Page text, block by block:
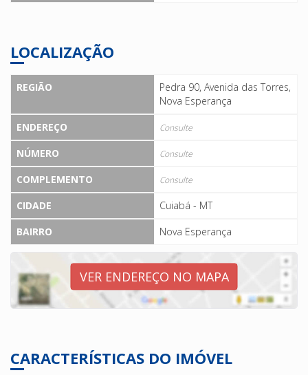
LOCALIZAÇÃO
REGIÃO
Pedra 90, Avenida das Torres,
Nova Esperança
ENDEREÇO
Consulte
NÚMERO Consulte
COMPLEMENTO Consulte
CIDADE
Cuiabá - MT
BAIRRO
Nova Esperança
VER ENDEREÇO NO MAPA
CARACTERÍSTICAS DO IMÓVEL